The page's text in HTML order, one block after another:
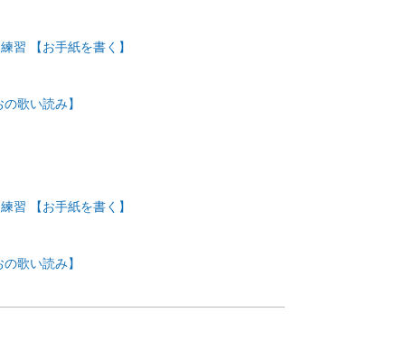
習 【お手紙を書く】
歌い読み】
習 【お手紙を書く】
歌い読み】